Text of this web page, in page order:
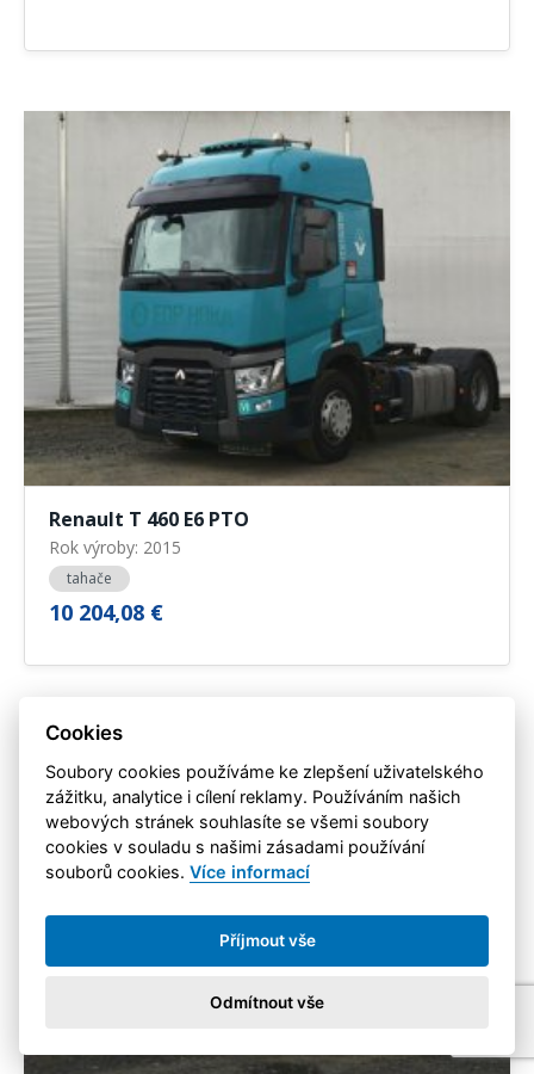
Renault T 460 E6 PTO
Rok výroby: 2015
tahače
10 204,08 €
Cookies
Soubory cookies používáme ke zlepšení uživatelského
zážitku, analytice i cílení reklamy. Používáním našich
webových stránek souhlasíte se všemi soubory
cookies v souladu s našimi zásadami používání
souborů cookies.Více informací
Příjmout vše
Odmítnout vše